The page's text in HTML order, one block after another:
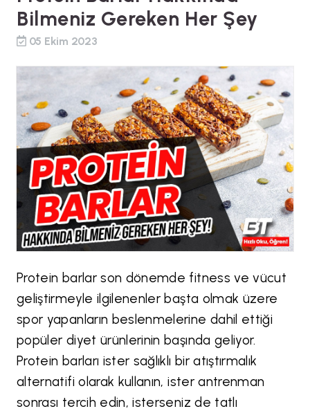
Bilmeniz Gereken Her Şey
05 Ekim 2023
Protein barlar son dönemde fitness ve vücut
geliştirmeyle ilgilenenler başta olmak üzere
spor yapanların beslenmelerine dahil ettiği
popüler diyet ürünlerinin başında geliyor.
Protein barları ister sağlıklı bir atıştırmalık
alternatifi olarak kullanın, ister antrenman
sonrası tercih edin, isterseniz de tatlı